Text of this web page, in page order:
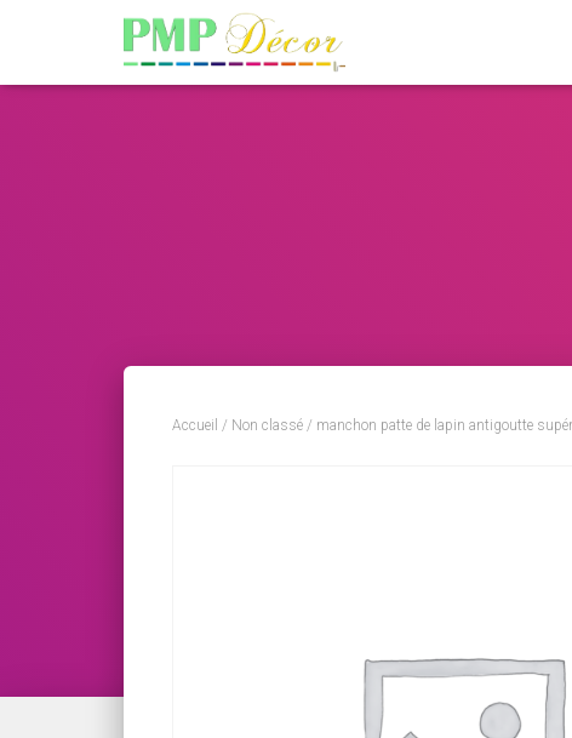
Accueil / Non classé / manchon patte de lapin antigoutte